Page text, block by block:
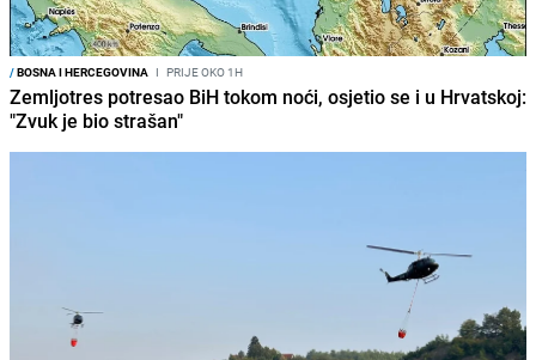
/BOSNA I HERCEGOVINA I PRIJE OKO 1H
Zemljotres potresao BiH tokom noći, osjetio se i u Hrvatskoj:
"Zvuk je bio strašan"